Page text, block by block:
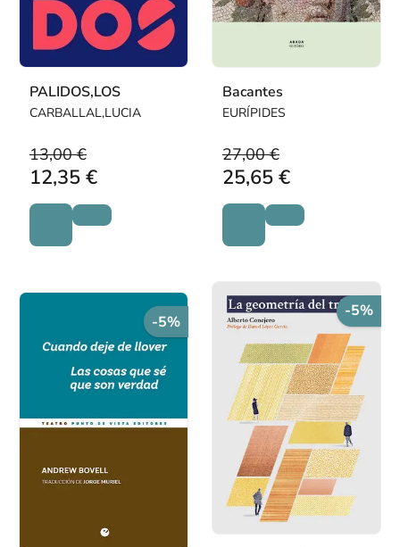
PALIDOS,LOS
CARBALLAL,LUCIA
13,00 €
12,35 €
Bacantes
EURÍPIDES
27,00 €
25,65 €
-5%
-5%